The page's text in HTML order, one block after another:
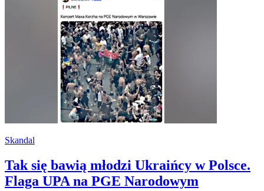
Skandal
Tak się bawią młodzi Ukraińcy w Polsce.
Flaga UPA na PGE Narodowym